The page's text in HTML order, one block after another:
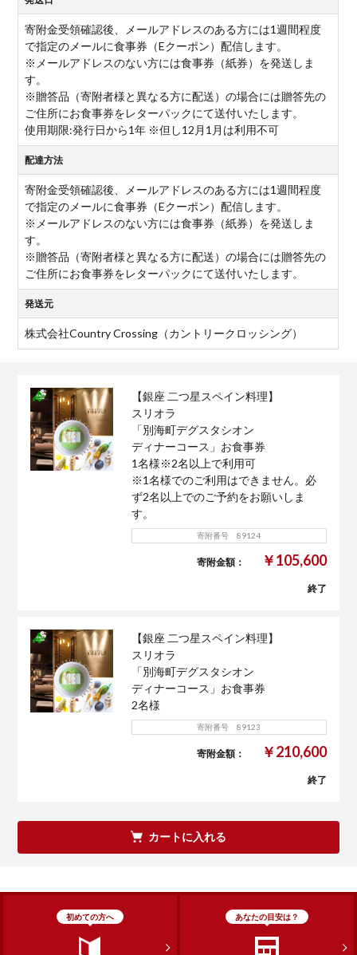
寄附金受領確認後、メールアドレスのある方には1週間程度
で指定のメールに食事券（Eクーポン）配信します。
※メールアドレスのない方には食事券（紙券）を発送しま
す。
※贈答品（寄附者様と異なる方に配送）の場合には贈答先の
ご住所にお食事券をレターパックにて送付いたします。
使用期限:発行日から1年 ※但し12月1月は利用不可
配達方法
寄附金受領確認後、メールアドレスのある方には1週間程度
で指定のメールに食事券（Eクーポン）配信します。
※メールアドレスのない方には食事券（紙券）を発送しま
す。
※贈答品（寄附者様と異なる方に配送）の場合には贈答先の
ご住所にお食事券をレターパックにて送付いたします。
発送元
株式会社Country Crossing（カントリークロッシング）
【銀座 二つ星スペイン料理】
スリオラ
「別海町デグスタシオン
ディナーコース」お食事券
1名様※2名以上で利用可
※1名様でのご利用はできません。必
ず2名以上でのご予約をお願いしま
す。
寄附番号 89124
寄附金額： ￥105,600
終了
【銀座 二つ星スペイン料理】
スリオラ
「別海町デグスタシオン
ディナーコース」お食事券
2名様
寄附番号 89123
寄附金額： ￥210,600
終了
カートに入れる
初めての方へ あなたの目安は？